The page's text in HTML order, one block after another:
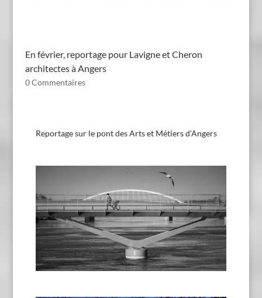
En février, reportage pour Lavigne et Cheron
architectes à Angers
0 Commentaires
Reportage sur le pont des Arts et Métiers d’Angers